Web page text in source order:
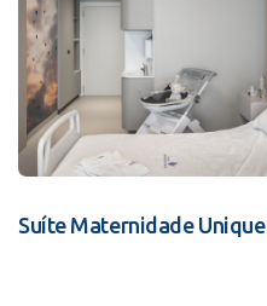
Suíte Maternidade Unique